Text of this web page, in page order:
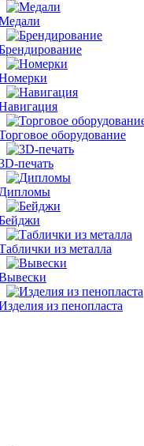
оборудование
печать
из металла
из пенопласта